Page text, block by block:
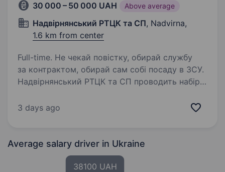
30 000 – 50 000 UAH Above average
Надвірнянський РТЦК та СП, Nadvirna,
1.6 km from center
Full-time. Не чекай повістку, обирай службу
за контрактом, обирай сам собі посаду в ЗСУ.
Надвірнянський РТЦК та СП проводить набір
віком від 18 до 45 років. Критерії на
3 days ago
Average salary driver in Ukraine
38100 UAH